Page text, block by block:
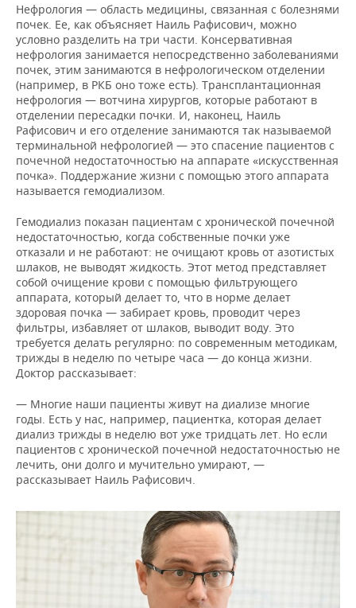
Нефрология — область медицины, связанная с болезнями
почек. Ее, как объясняет Наиль Рафисович, можно
условно разделить на три части. Консервативная
нефрология занимается непосредственно заболеваниями
почек, этим занимаются в нефрологическом отделении
(например, в РКБ оно тоже есть). Трансплантационная
нефрология — вотчина хирургов, которые работают в
отделении пересадки почки. И, наконец, Наиль
Рафисович и его отделение занимаются так называемой
терминальной нефрологией — это спасение пациентов с
почечной недостаточностью на аппарате «искусственная
почка». Поддержание жизни с помощью этого аппарата
называется гемодиализом.
Гемодиализ показан пациентам с хронической почечной
недостаточностью, когда собственные почки уже
отказали и не работают: не очищают кровь от азотистых
шлаков, не выводят жидкость. Этот метод представляет
собой очищение крови с помощью фильтрующего
аппарата, который делает то, что в норме делает
здоровая почка — забирает кровь, проводит через
фильтры, избавляет от шлаков, выводит воду. Это
требуется делать регулярно: по современным методикам,
трижды в неделю по четыре часа — до конца жизни.
Доктор рассказывает:
— Многие наши пациенты живут на диализе многие
годы. Есть у нас, например, пациентка, которая делает
диализ трижды в неделю вот уже тридцать лет. Но если
пациентов с хронической почечной недостаточностью не
лечить, они долго и мучительно умирают, —
рассказывает Наиль Рафисович.